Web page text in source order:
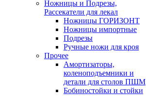
Ножницы и Подрезы,
Рассекатели для лекал
Ножницы ГОРИЗОНТ
Ножницы импортные
Подрезы
Ручные ножи для кроя
Прочее
Амортизаторы,
коленоподъемники и
детали для столов ПШМ
Бобиностойки и стойки